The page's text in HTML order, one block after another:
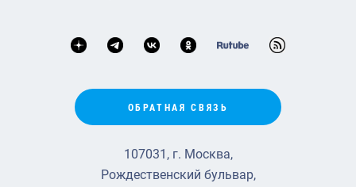
ОБРАТНАЯ СВЯЗЬ
107031, г. Москва,
Рождественский бульвар,